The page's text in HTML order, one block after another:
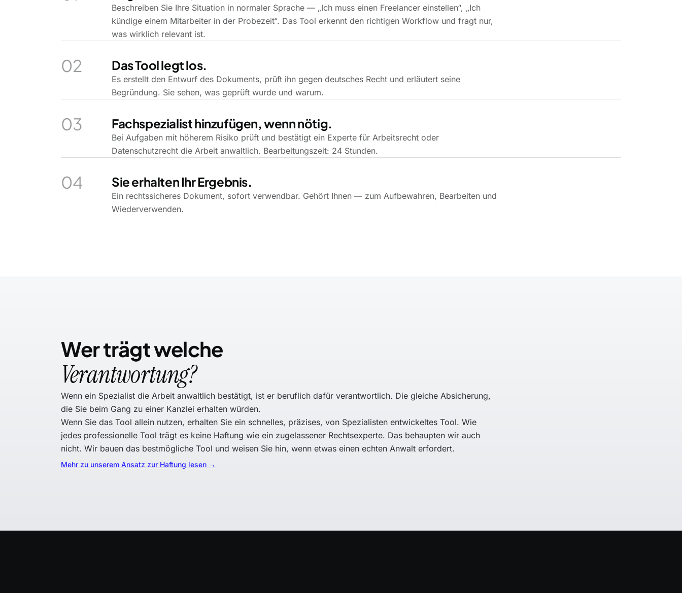
Beschreiben Sie Ihre Situation in normaler Sprache — „Ich muss einen Freelancer einstellen“, „Ich
kündige einem Mitarbeiter in der Probezeit“. Das Tool erkennt den richtigen Workflow und fragt nur,
was wirklich relevant ist.
02 Das Tool legt los.
Es erstellt den Entwurf des Dokuments, prüft ihn gegen deutsches Recht und erläutert seine
Begründung. Sie sehen, was geprüft wurde und warum.
03 Fachspezialist hinzufügen, wenn nötig.
Bei Aufgaben mit höherem Risiko prüft und bestätigt ein Experte für Arbeitsrecht oder
Datenschutzrecht die Arbeit anwaltlich. Bearbeitungszeit: 24 Stunden.
04 Sie erhalten Ihr Ergebnis.
Ein rechtssicheres Dokument, sofort verwendbar. Gehört Ihnen — zum Aufbewahren, Bearbeiten und
Wiederverwenden.
Wer trägt welche
Verantwortung?
Wenn ein Spezialist die Arbeit anwaltlich bestätigt, ist er beruflich dafür verantwortlich. Die gleiche Absicherung,
die Sie beim Gang zu einer Kanzlei erhalten würden.
Wenn Sie das Tool allein nutzen, erhalten Sie ein schnelles, präzises, von Spezialisten entwickeltes Tool. Wie
jedes professionelle Tool trägt es keine Haftung wie ein zugelassener Rechtsexperte. Das behaupten wir auch
nicht. Wir bauen das bestmögliche Tool und weisen Sie hin, wenn etwas einen echten Anwalt erfordert.
Mehr zu unserem Ansatz zur Haftung lesen →